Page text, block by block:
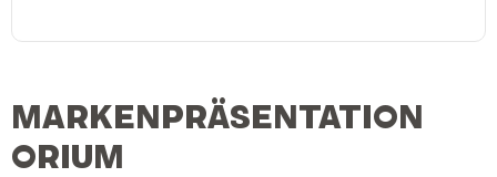
MARKENPRÄSENTATION
ORIUM